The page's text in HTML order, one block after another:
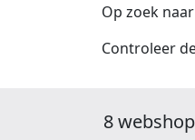
Op zoek
Controleer
8